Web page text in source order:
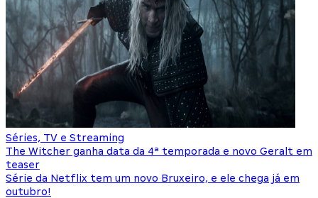
Séries, TV e Streaming
The Witcher ganha data da 4ª temporada e novo Geralt em
teaser
Série da Netflix tem um novo Bruxeiro, e ele chega já em
outubro!